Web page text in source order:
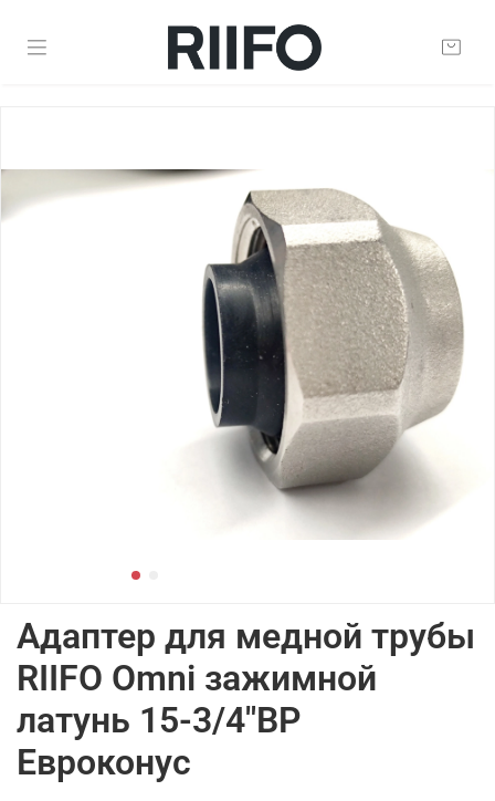
Адаптер для медной трубы
RIIFO Omni зажимной
латунь 15-3/4"ВР
Евроконус